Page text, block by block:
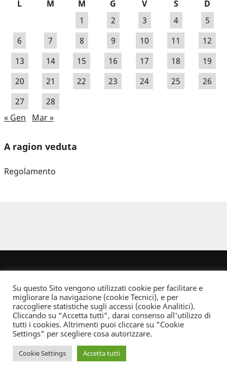
L M M G V S
D
1
2 3 4
5
6
7 8 9 10 11
12
13
14 15 16 17 18
19
20
21 22 23 24 25
26
27
28
« Gen
Mar »
A ragion veduta
Regolamento
Dove non indicato altrimenti quest’opera è distribuita con Licenza
Creative Commons Attribuzione - Non commerciale - Non opere derivate 2.5 Italia
Informativa sulla privacy
Su questo Sito vengono utilizzati cookie per facilitare e
migliorare la navigazione (cookie Tecnici), e per
raccogliere statistiche sugli accessi (cookie Analitici).
Cliccando su “Accetta tutti”, darai consenso all'utilizzo di
tutti i cookies. Altrimenti puoi cliccare su "Cookie
Settings" per scegliere cosa autorizzare.
Cookie Settings Accetta tutti